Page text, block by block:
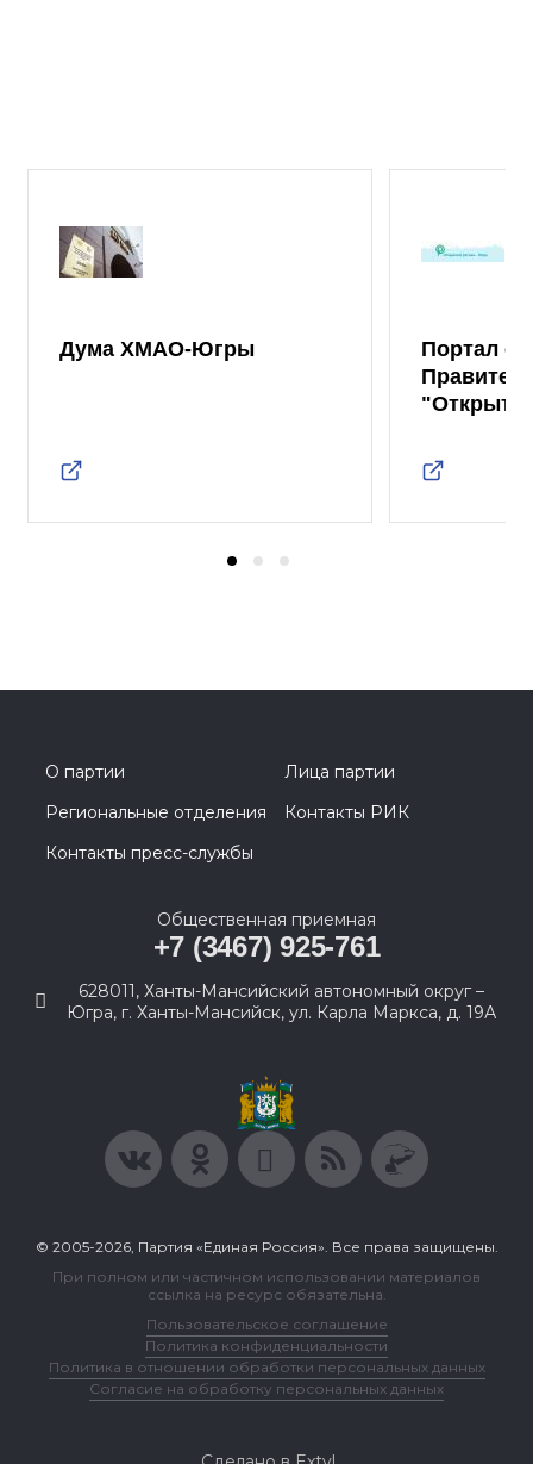
Дума ХМАО-Югры
Портал
О партии
Лица партии
Региональные отделения
Контакты РИК
Контакты пресс-службы
Общественная приемная
+7 (3467) 925-761
628011, Ханты-Мансийский автономный округ –
Югра, г. Ханты-Мансийск, ул. Карла Маркса, д. 19А
© 2005-2026, Партия «Единая Россия». Все права защищены.
При полном или частичном использовании материалов
ссылка на ресурс обязательна.
Пользовательское соглашение
Политика конфиденциальности
Политика в отношении обработки персональных данных
Согласие на обработку персональных данных